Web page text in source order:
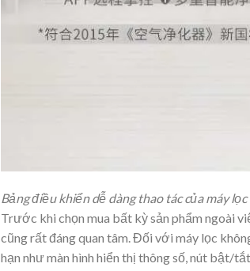
Bảng điều khiển dễ dàng thao tác của máy
Trước khi chọn mua bất kỳ sản phẩm ngoài
cũng rất đáng quan tâm. Đối với máy lọc
hạn như màn hình hiển thị thông số, nút bật/